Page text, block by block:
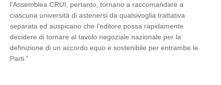
l’Assemblea CRUI, pertanto, tornano a raccomandare a
ciascuna università di astenersi da qualsivoglia trattativa
separata ed auspicano che l’editore possa rapidamente
decidere di tornare al tavolo negoziale nazionale per la
definizione di un accordo equo e sostenibile per entrambe le
Parti.”